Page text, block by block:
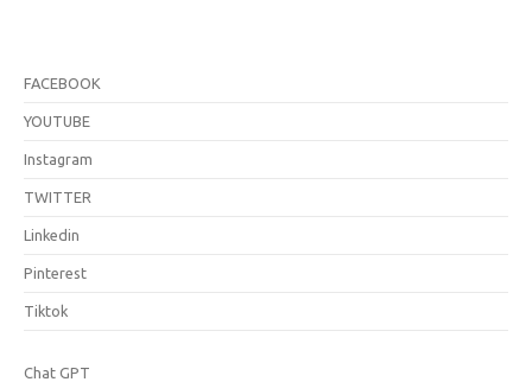
FACEBOOK
YOUTUBE
Instagram
TWITTER
Linkedin
Pinterest
Tiktok
Chat GPT